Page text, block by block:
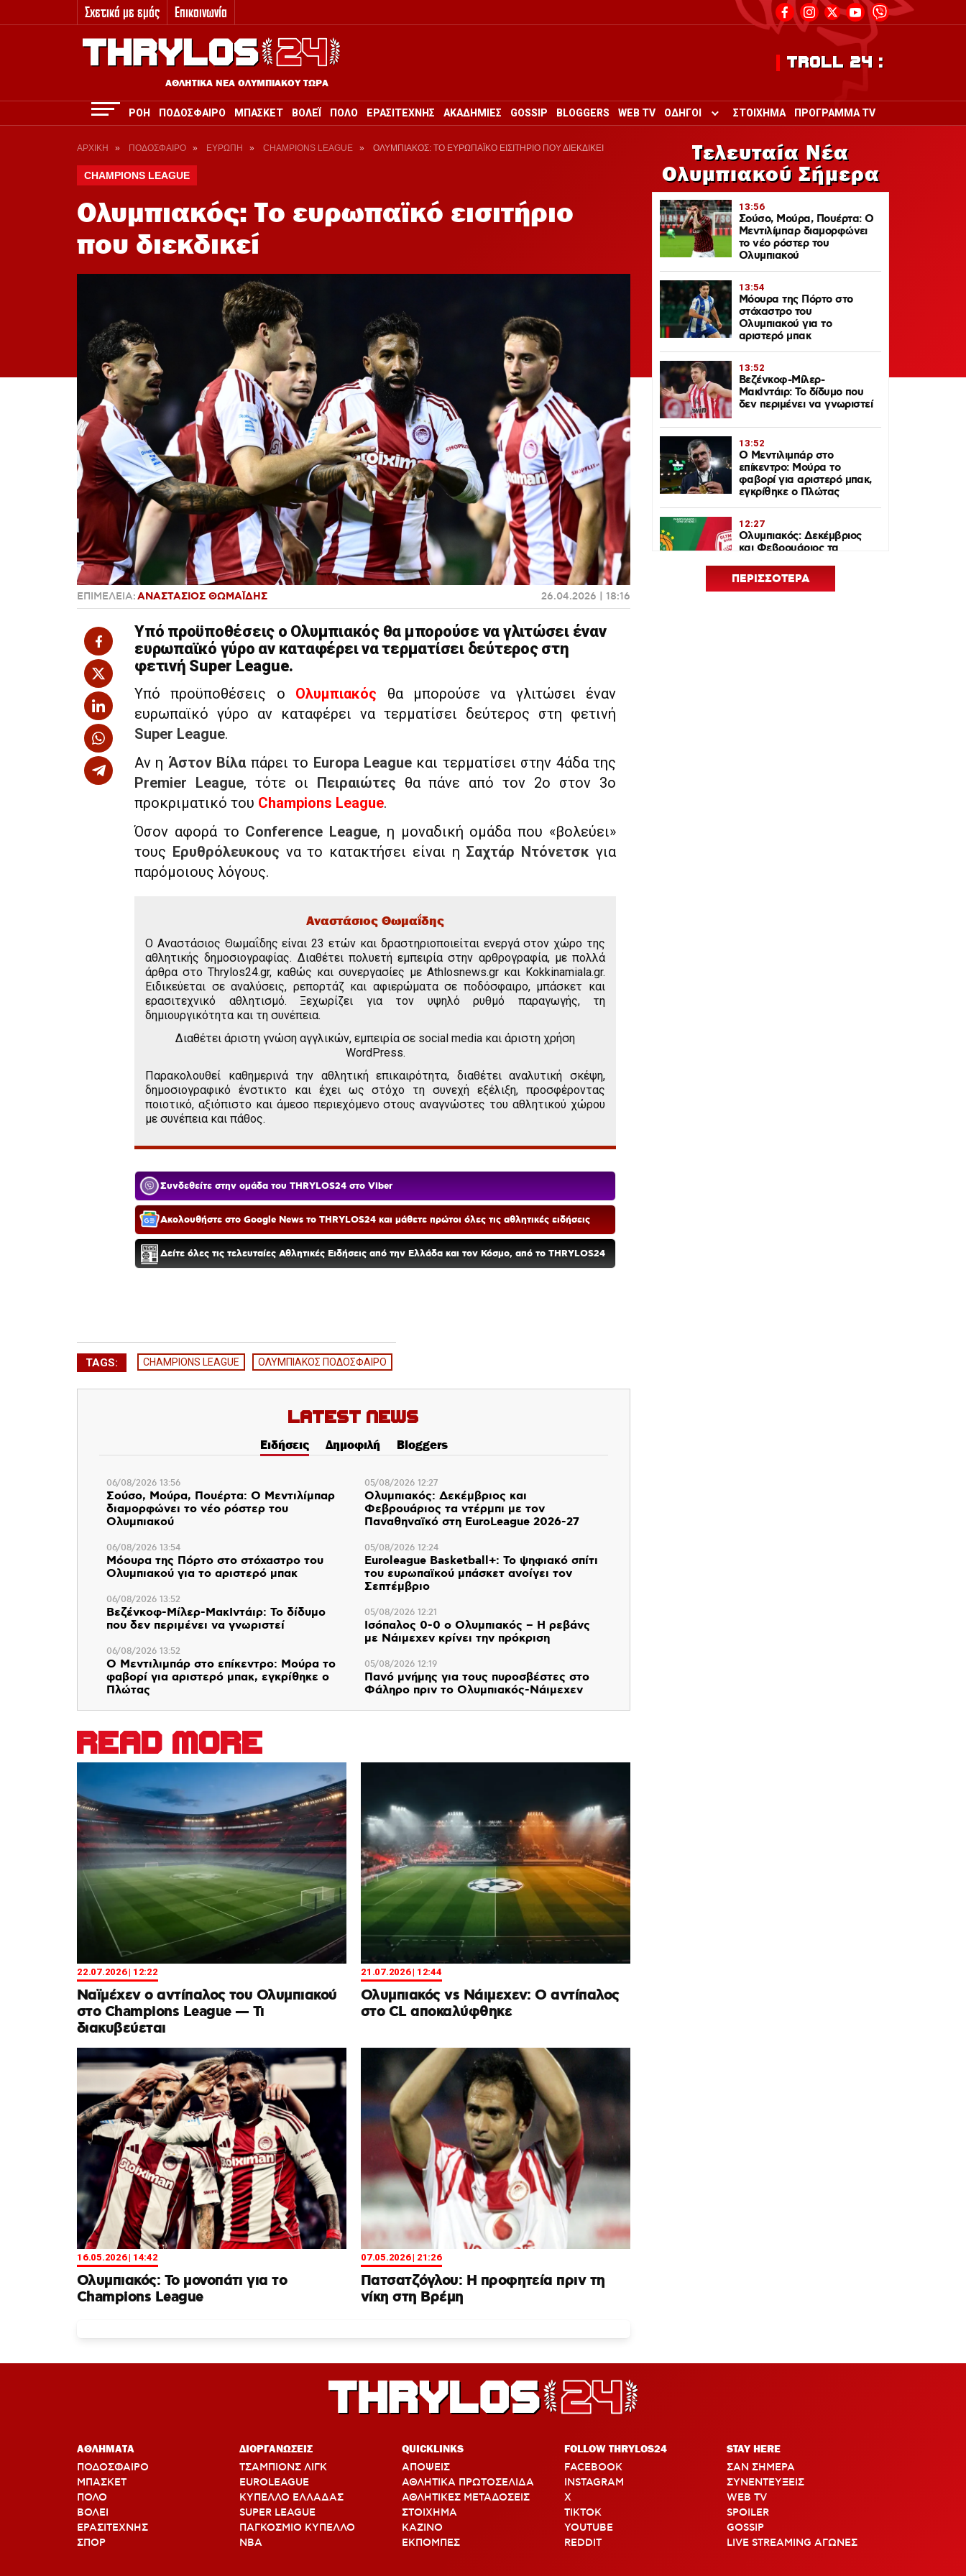
Σχετικά με εμάς Επικοινωνία
ΑΘΛΗΤΙΚΑ ΝΕΑ ΟΛΥΜΠΙΑΚΟΥ ΤΩΡΑ
TROLL 24 :
ΡΟΗ ΠΟΔΟΣΦΑΙΡΟ ΜΠΑΣΚΕΤ ΒΟΛΕΪ ΠΟΛΟ ΕΡΑΣΙΤΕΧΝΗΣ ΑΚΑΔΗΜΙΕΣ GOSSIP BLOGGERS WEB TV
ΟΔΗΓΟΙ
Toggle submenu for ΟΔΗΓΟΙ
ΣΤΟΙΧΗΜΑ ΠΡΟΓΡΑΜΜΑ TV
ΑΡΧΙΚΗ » ΠΟΔΟΣΦΑΙΡΟ » ΕΥΡΩΠΗ » CHAMPIONS LEAGUE » ΟΛΥΜΠΙΑΚΟΣ: ΤΟ ΕΥΡΩΠΑΪΚΟ ΕΙΣΙΤΗΡΙΟ ΠΟΥ ΔΙΕΚΔΙΚΕΙ
CHAMPIONS LEAGUE
Ολυμπιακός: Το ευρωπαϊκό εισιτήριο
που διεκδικεί
ΕΠΙΜΕΛΕΙΑ:ΑΝΑΣΤΑΣΙΟΣ ΘΩΜΑΪΔΗΣ 26.04.2026 | 18:16
Υπό προϋποθέσεις ο Ολυμπιακός θα μπορούσε να γλιτώσει έναν
ευρωπαϊκό γύρο αν καταφέρει να τερματίσει δεύτερος στη
φετινή Super League.
Υπό προϋποθέσεις ο Ολυμπιακός θα μπορούσε να γλιτώσει έναν
ευρωπαϊκό γύρο αν καταφέρει να τερματίσει δεύτερος στη φετινή
Super League.
Αν η Άστον Βίλα πάρει το Europa Leagueκαι τερματίσει στην 4άδα της
Premier League, τότε οι Πειραιώτες θα πάνε από τον 2ο στον 3ο
προκριματικό του Champions League.
Όσον αφορά το Conference League, η μοναδική ομάδα που «βολεύει»
τους Ερυθρόλευκους να το κατακτήσει είναι η Σαχτάρ Ντόνετσκ για
παρόμοιους λόγους.
Αναστάσιος Θωμαΐδης
Ο Αναστάσιος Θωμαΐδης είναι 23 ετών και δραστηριοποιείται ενεργά στον χώρο της
αθλητικής δημοσιογραφίας. Διαθέτει πολυετή εμπειρία στην αρθρογραφία, με πολλά
άρθρα στο Thrylos24.gr, καθώς και συνεργασίες με Athlosnews.gr και Kokkinamiala.gr.
Ειδικεύεται σε αναλύσεις, ρεπορτάζ και αφιερώματα σε ποδόσφαιρο, μπάσκετ και
ερασιτεχνικό αθλητισμό. Ξεχωρίζει για τον υψηλό ρυθμό παραγωγής, τη
δημιουργικότητα και τη συνέπεια.
Διαθέτει άριστη γνώση αγγλικών, εμπειρία σε social media και άριστη χρήση
WordPress.
Παρακολουθεί καθημερινά την αθλητική επικαιρότητα, διαθέτει αναλυτική σκέψη,
δημοσιογραφικό ένστικτο και έχει ως στόχο τη συνεχή εξέλιξη, προσφέροντας
ποιοτικό, αξιόπιστο και άμεσο περιεχόμενο στους αναγνώστες του αθλητικού χώρου
με συνέπεια και πάθος.
Συνδεθείτε στην ομάδα του THRYLOS24 στο Viber
Ακολουθήστε στο Google News το THRYLOS24 και μάθετε πρώτοι όλες τις αθλητικές ειδήσεις
Δείτε όλες τις τελευταίες Αθλητικές Ειδήσεις από την Ελλάδα και τον Κόσμο, από το THRYLOS24
TAGS: CHAMPIONS LEAGUE ΟΛΥΜΠΙΑΚΟΣ ΠΟΔΟΣΦΑΙΡΟ
Latest News
Ειδήσεις Δημοφιλή Bloggers
06/08/2026 13:56
Σούσο, Μούρα, Πουέρτα: Ο Μεντιλίμπαρ
διαμορφώνει το νέο ρόστερ του
Ολυμπιακού
06/08/2026 13:54
Μόουρα της Πόρτο στο στόχαστρο του
Ολυμπιακού για το αριστερό μπακ
06/08/2026 13:52
Βεζένκοφ-Μίλερ-ΜακΙντάιρ: Το δίδυμο
που δεν περιμένει να γνωριστεί
06/08/2026 13:52
Ο Μεντιλιμπάρ στο επίκεντρο: Μούρα το
φαβορί για αριστερό μπακ, εγκρίθηκε ο
Πλώτας
05/08/2026 12:27
Ολυμπιακός: Δεκέμβριος και
Φεβρουάριος τα ντέρμπι με τον
Παναθηναϊκό στη EuroLeague 2026-27
05/08/2026 12:24
Euroleague Basketball+: Το ψηφιακό σπίτι
του ευρωπαϊκού μπάσκετ ανοίγει τον
Σεπτέμβριο
05/08/2026 12:21
Ισόπαλος 0-0 ο Ολυμπιακός – Η ρεβάνς
με Νάιμεχεν κρίνει την πρόκριση
05/08/2026 12:19
Πανό μνήμης για τους πυροσβέστες στο
Φάληρο πριν το Ολυμπιακός-Νάιμεχεν
READ MORE
22.07.2026 | 12:22
Ναϊμέχεν ο αντίπαλος του Ολυμπιακού
στο Champions League — Τι
διακυβεύεται
21.07.2026 | 12:44
Ολυμπιακός vs Νάιμεχεν: Ο αντίπαλος
στο CL αποκαλύφθηκε
16.05.2026 | 14:42
Ολυμπιακός: Το μονοπάτι για το
Champions League
07.05.2026 | 21:26
Πατσατζόγλου: Η προφητεία πριν τη
νίκη στη Βρέμη
Τελευταία Νέα
Ολυμπιακού Σήμερα
13:56
Σούσο, Μούρα, Πουέρτα: Ο
Μεντιλίμπαρ διαμορφώνει
το νέο ρόστερ του
Ολυμπιακού
13:54
Μόουρα της Πόρτο στο
στόχαστρο του
Ολυμπιακού για το
αριστερό μπακ
13:52
Βεζένκοφ-Μίλερ-
ΜακΙντάιρ: Το δίδυμο που
δεν περιμένει να γνωριστεί
13:52
Ο Μεντιλιμπάρ στο
επίκεντρο: Μούρα το
φαβορί για αριστερό μπακ,
εγκρίθηκε ο Πλώτας
12:27
Ολυμπιακός: Δεκέμβριος
και Φεβρουάριος τα
Παναθηναϊκό στη
EuroLeague 2026-27
ΠΕΡΙΣΣΟΤΕΡΑ
ΑΘΛΗΜΑΤΑ
ΠΟΔΟΣΦΑΙΡΟ
ΜΠΑΣΚΕΤ
ΠΟΛΟ
ΒΟΛΕΙ
ΕΡΑΣΙΤΕΧΝΗΣ
ΣΠΟΡ
ΔΙΟΡΓΑΝΩΣΕΙΣ
ΤΣΑΜΠΙΟΝΣ ΛΙΓΚ
EUROLEAGUE
ΚΥΠΕΛΛΟ ΕΛΛΑΔΑΣ
SUPER LEAGUE
ΠΑΓΚΟΣΜΙΟ ΚΥΠΕΛΛΟ
ΝΒΑ
QUICKLINKS
ΑΠΟΨΕΙΣ
ΑΘΛΗΤΙΚΑ ΠΡΩΤΟΣΕΛΙΔΑ
ΑΘΛΗΤΙΚΕΣ ΜΕΤΑΔΟΣΕΙΣ
ΣΤΟΙΧΗΜΑ
ΚΑΖΙΝΟ
ΕΚΠΟΜΠΕΣ
FOLLOW THRYLOS24
FACEBOOK
INSTAGRAM
X
TIKTOK
YOUTUBE
REDDIT
STAY HERE
ΣΑΝ ΣΗΜΕΡΑ
ΣΥΝΕΝΤΕΥΞΕΙΣ
WEB TV
SPOILER
GOSSIP
LIVE STREAMING ΑΓΩΝΕΣ